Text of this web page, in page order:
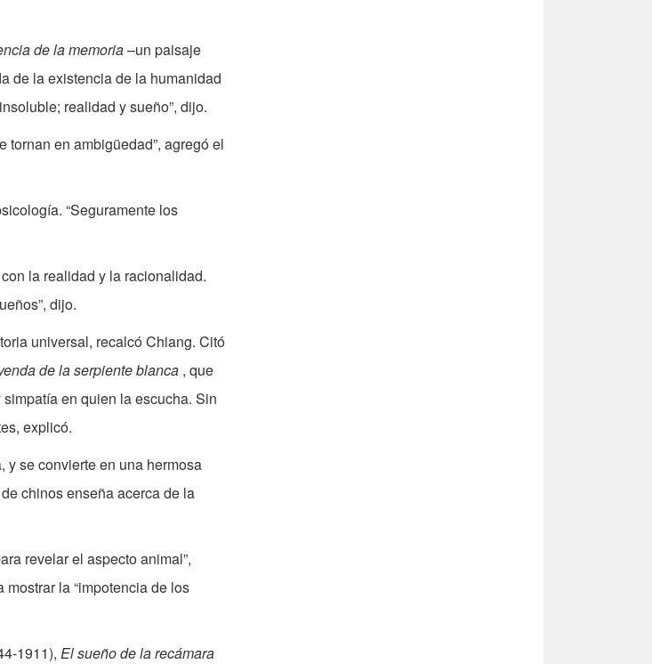
de la memoria–un paisaje
de la existencia de la humanidad
realidad y sueño”, dijo.
tornan en ambigüedad”, agregó el
“Seguramente los
la realidad y la racionalidad.
dijo.
universal, recalcó Chiang. Citó
de la serpiente blanca , que
en quien la escucha. Sin
explicó.
y se convierte en una hermosa
chinos enseña acerca de la
revelar el aspecto animal”,
la “impotencia de los
1911), El sueño de la recámara